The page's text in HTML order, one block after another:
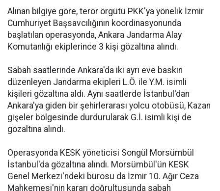
Alınan bilgiye göre, terör örgütü PKK'ya yönelik İzmir
Cumhuriyet Başsavcılığının koordinasyonunda
başlatılan operasyonda, Ankara Jandarma Alay
Komutanlığı ekiplerince 3 kişi gözaltına alındı.
Sabah saatlerinde Ankara'da iki ayrı eve baskın
düzenleyen Jandarma ekipleri L.Ö. ile Y.M. isimli
kişileri gözaltına aldı. Aynı saatlerde İstanbul'dan
Ankara'ya giden bir şehirlerarası yolcu otobüsü, Kazan
gişeler bölgesinde durdurularak G.İ. isimli kişi de
gözaltına alındı.
Operasyonda KESK yöneticisi Songül Morsümbül
İstanbul'da gözaltına alındı. Morsümbül'ün KESK
Genel Merkezi'ndeki bürosu da İzmir 10. Ağır Ceza
Mahkemesi'nin kararı doğrultusunda sabah